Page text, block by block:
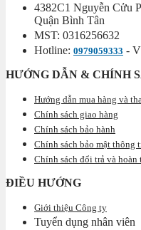
4382C1 Nguyễn Cửu
Quận Bình Tân
MST: 0316256632
Hotline: 0979059333 -
HƯỚNG DẪN & CHÍNH
Hướng dẫn mua hàng và
Chính sách giao hàng
Chính sách bảo hành
Chính sách bảo mật thông
Chính sách đổi trả và hoàn
ĐIỀU HƯỚNG
Giới thiệu Công ty
Tuyển dụng nhân viên